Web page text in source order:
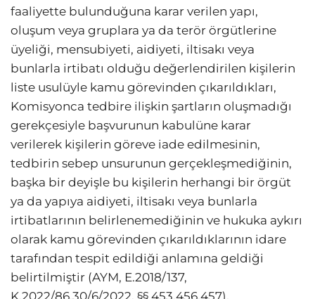
faaliyette bulunduğuna karar verilen yapı,
oluşum veya gruplara ya da terör örgütlerine
üyeliği, mensubiyeti, aidiyeti, iltisakı veya
bunlarla irtibatı olduğu değerlendirilen kişilerin
liste usulüyle kamu görevinden çıkarıldıkları,
Komisyonca tedbire ilişkin şartların oluşmadığı
gerekçesiyle başvurunun kabulüne karar
verilerek kişilerin göreve iade edilmesinin,
tedbirin sebep unsurunun gerçekleşmediğinin,
başka bir deyişle bu kişilerin herhangi bir örgüt
ya da yapıya aidiyeti, iltisakı veya bunlarla
irtibatlarının belirlenemediğinin ve hukuka aykırı
olarak kamu görevinden çıkarıldıklarının idare
tarafından tespit edildiği anlamına geldiği
belirtilmiştir (AYM, E.2018/137,
K.2022/86,30/6/2022, §§ 453,456,457).